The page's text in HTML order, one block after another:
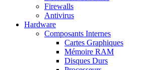
Firewalls
Antivirus
Hardware
Composants Internes
Cartes Graphiques
Mémoire RAM
Disques Durs